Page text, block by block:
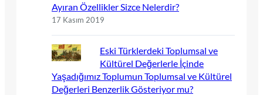
Ayıran Özellikler Sizce Nelerdir?
17 Kasım 2019
Eski Türklerdeki Toplumsal ve
Kültürel Değerlerle İçinde
Yaşadığımız Toplumun Toplumsal ve Kültürel
Değerleri Benzerlik Gösteriyor mu?